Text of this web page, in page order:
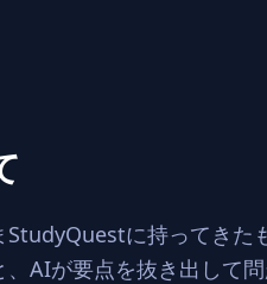
に持ってきた
AIが要点を抜き出して